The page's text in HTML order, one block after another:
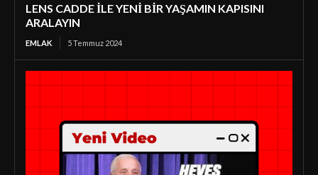
LENS CADDE İLE YENİ BİR YAŞAMIN KAPISINI
ARALAYIN
EMLAK 5 Temmuz 2024